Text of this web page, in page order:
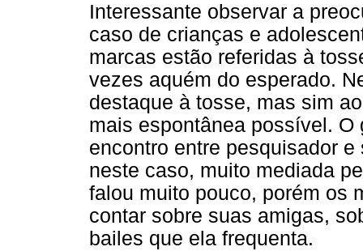
Interessante observar a
caso de crianças e
marcas estão referidas à
vezes aquém do esperado.
destaque à tosse, mas sim
mais espontânea possível.
encontro entre pesquisador
neste caso, muito mediada
falou muito pouco, porém os
contar sobre suas amigas,
bailes que ela frequenta.